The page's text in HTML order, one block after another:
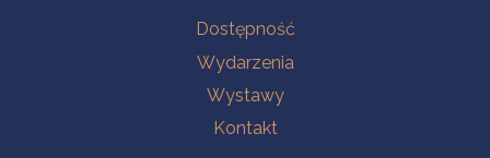
Dostępność
Wydarzenia
Wystawy
Kontakt